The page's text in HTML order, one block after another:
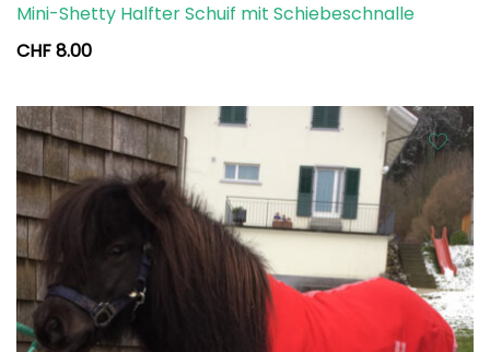
Mini-Shetty Halfter Schuif mit Schiebeschnalle
CHF8.00